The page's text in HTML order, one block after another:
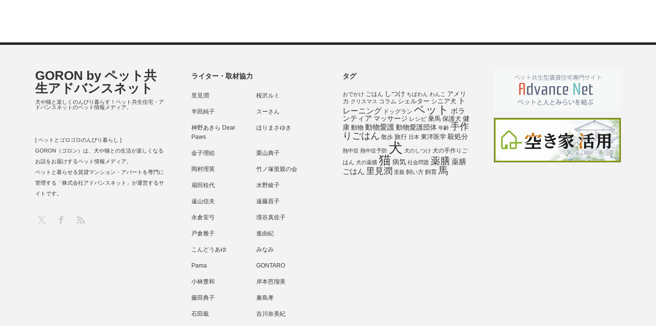
ライター・取材協力
里見潤 桜沢ルミ
半田純子 スーさん
神野あきら Dear
Paws
ほりまさゆき
金子理絵 栗山典子
岡村理英 竹ノ塚里親の会
扇田桂代 水野綾子
遠山信夫 遠藤昌子
永倉安弓 境谷真佐子
戸倉雅子 進由紀
こんどうあゆ みなみ
Pama GONTARO
小林豊和 岸本芭瑠美
藤田典子 兼島孝
石田戢 吉川奈美紀
タグ
おでかけ ごはん しつけ ちばわん わんこ アメリ
カ クリスマス コラム シェルター シニア犬
ト
レーニング ドッグラン ペット
ボラ
ンティア マッサージ レシピ 乗馬 保護犬 健
康 動物 動物愛護動物愛護団体 年齢 手作
りごはん 散歩 旅行 日本 東洋医学 殺処分
熱中症 熱中症予防 犬 犬のしつけ 犬の手作りご
はん 犬の薬膳 猫 病気 社会問題 薬膳薬膳
ごはん 里見潤 里親 飼い方 飼育 馬
GORON by ペット共
生アドバンスネット
犬や猫と楽しくのんびり暮らす！ペット共生住宅・ア
ドバンスネットのペット情報メディア。
[ ペットとゴロゴロのんびり暮らし ]
GORON（ゴロン）は、犬や猫との生活が楽しくなる
お話をお届けするペット情報メディア。
ペットと暮らせる賃貸マンション・アパートを専門に
管理する「株式会社アドバンスネット」が運営するサ
イトです。
Facebook
RSS